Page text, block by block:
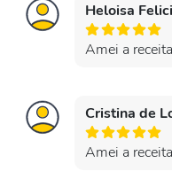
Heloisa
Amei a
Cristina de
Amei a receita